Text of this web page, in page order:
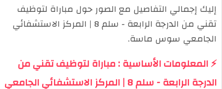
إليك إجمالي التفاصيل مع الصور حول مباراة لتوظيف
تقني من الدرجة الرابعة - سلم 8 | المركز الاستشفائي
الجامعي سوس ماسة.
⚡ المعلومات الأساسية : مباراة لتوظيف تقني من
الدرجة الرابعة - سلم 8 | المركز الاستشفائي الجامعي